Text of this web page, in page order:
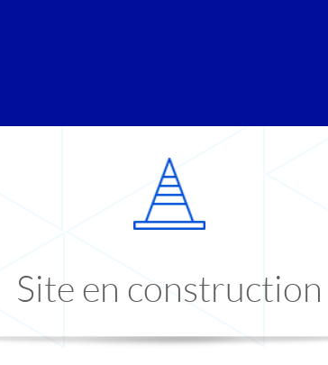
Site en construction